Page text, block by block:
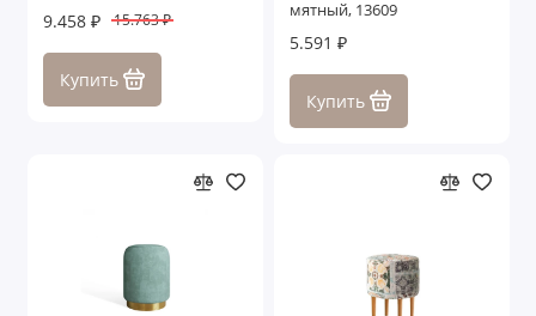
9.458 ₽ 15.763 ₽
Купить
мятный, 13609
5.591 ₽
Купить